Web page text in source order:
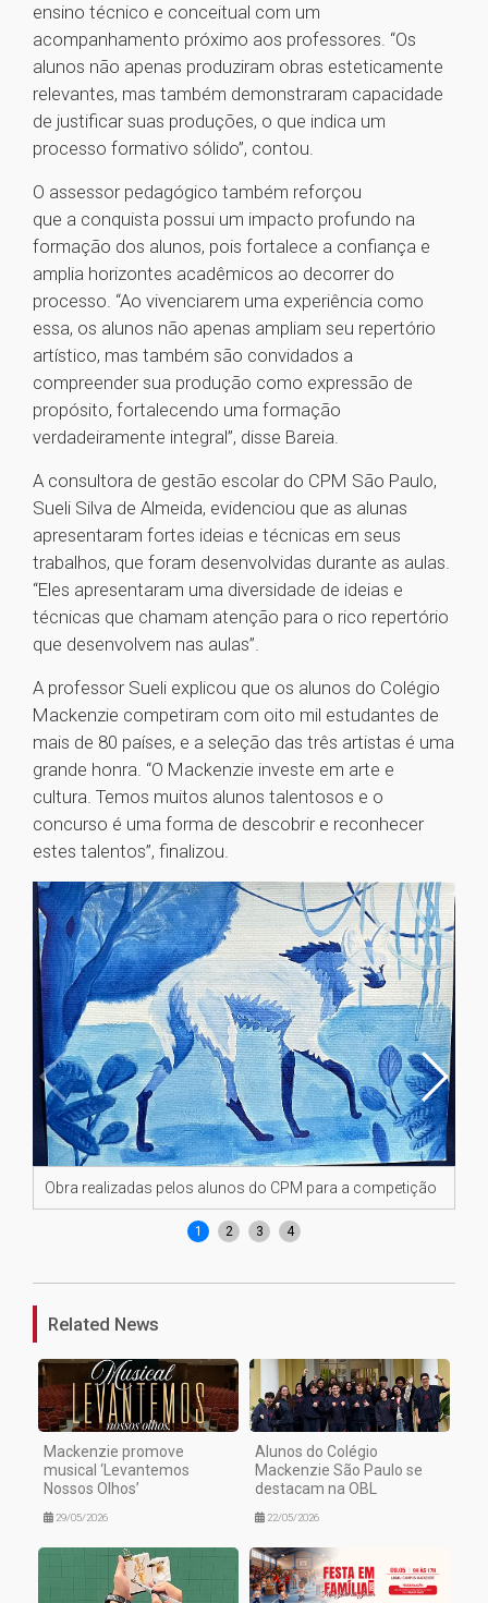
ensino técnico e conceitual com um
acompanhamento próximo aos professores. “Os
alunos não apenas produziram obras esteticamente
relevantes, mas também demonstraram capacidade
de justificar suas produções, o que indica um
processo formativo sólido”, contou.
O assessor pedagógico também reforçou
que a conquista possui um impacto profundo na
formação dos alunos, pois fortalece a confiança e
amplia horizontes acadêmicos ao decorrer do
processo. “Ao vivenciarem uma experiência como
essa, os alunos não apenas ampliam seu repertório
artístico, mas também são convidados a
compreender sua produção como expressão de
propósito, fortalecendo uma formação
verdadeiramente integral”, disse Bareia.
A consultora de gestão escolar do CPM São Paulo,
Sueli Silva de Almeida, evidenciou que as alunas
apresentaram fortes ideias e técnicas em seus
trabalhos, que foram desenvolvidas durante as aulas.
“Eles apresentaram uma diversidade de ideias e
técnicas que chamam atenção para o rico repertório
que desenvolvem nas aulas”.
A professor Sueli explicou que os alunos do Colégio
Mackenzie competiram com oito mil estudantes de
mais de 80 países, e a seleção das três artistas é uma
grande honra. “O Mackenzie investe em arte e
cultura. Temos muitos alunos talentosos e o
concurso é uma forma de descobrir e reconhecer
estes talentos”, finalizou.
Obra realizadas pelos alunos do CPM para a competição
1 2 3 4
Related News
Mackenzie promove
musical ‘Levantemos
Nossos Olhos’
29/05/2026
Alunos do Colégio
Mackenzie São Paulo se
destacam na OBL
22/05/2026